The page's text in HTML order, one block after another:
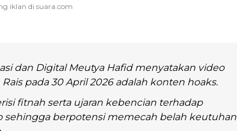
dan Digital Meutya Hafid menyatakan video
pada 30 April 2026 adalah konten hoaks.
fitnah serta ujaran kebencian terhadap
sehingga berpotensi memecah belah keutuhan